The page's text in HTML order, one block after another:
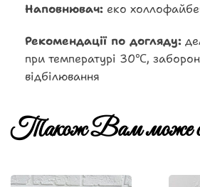
Наповнювач: еко
Рекомендації по догляду:
при температурі 30℃,
відбілювання
Також Вам може